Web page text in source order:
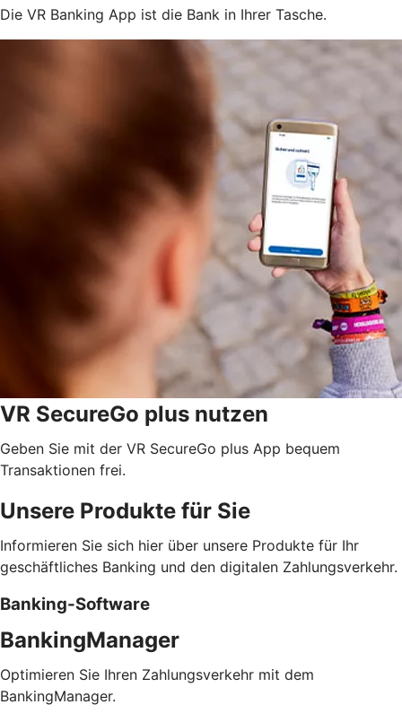
Die VR Banking App ist die Bank in Ihrer Tasche.
VR SecureGo plus nutzen
Geben Sie mit der VR SecureGo plus App bequem
Transaktionen frei.
Unsere Produkte für Sie
Informieren Sie sich hier über unsere Produkte für Ihr
geschäftliches Banking und den digitalen Zahlungsverkehr.
Banking-Software
BankingManager
Optimieren Sie Ihren Zahlungsverkehr mit dem
BankingManager.